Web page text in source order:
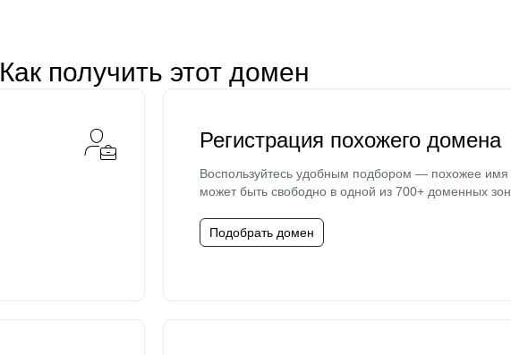
Как получить этот домен
Регистрация похожего домена
Воспользуйтесь удобным подбором — похожее имя
может быть свободно в одной из 700+ доменных зон.
Подобрать домен